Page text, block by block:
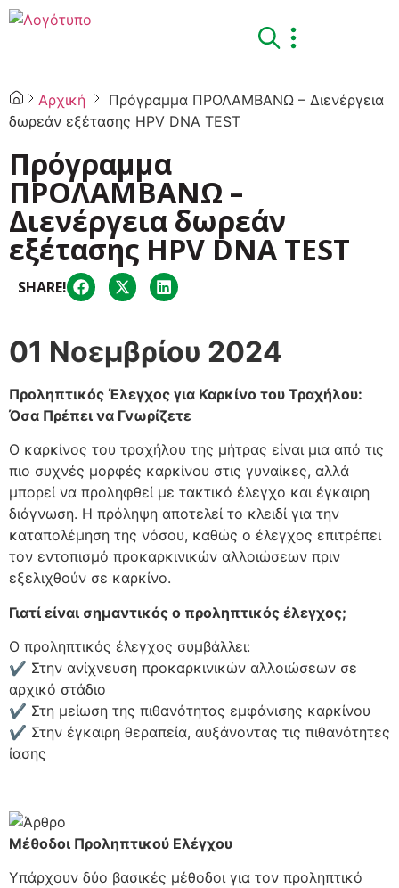
Αρχική
Πρόγραμμα ΠΡΟΛΑΜΒΑΝΩ – Διενέργεια
δωρεάν εξέτασης HPV DNA TEST
Πρόγραμμα
ΠΡΟΛΑΜΒΑΝΩ –
Διενέργεια δωρεάν
εξέτασης HPV DNA TEST
SHARE!
01 Νοεμβρίου 2024
Προληπτικός Έλεγχος για Καρκίνο του Τραχήλου:
Όσα Πρέπει να Γνωρίζετε
Ο καρκίνος του τραχήλου της μήτρας είναι μια από τις
πιο συχνές μορφές καρκίνου στις γυναίκες, αλλά
μπορεί να προληφθεί με τακτικό έλεγχο και έγκαιρη
διάγνωση. Η πρόληψη αποτελεί το κλειδί για την
καταπολέμηση της νόσου, καθώς ο έλεγχος επιτρέπει
τον εντοπισμό προκαρκινικών αλλοιώσεων πριν
εξελιχθούν σε καρκίνο.
Γιατί είναι σημαντικός ο προληπτικός έλεγχος;
Ο προληπτικός έλεγχος συμβάλλει:
✔ Στην ανίχνευση προκαρκινικών αλλοιώσεων σε
αρχικό στάδιο
✔ Στη μείωση της πιθανότητας εμφάνισης καρκίνου
✔ Στην έγκαιρη θεραπεία, αυξάνοντας τις πιθανότητες
ίασης
Μέθοδοι Προληπτικού Ελέγχου
Υπάρχουν δύο βασικές μέθοδοι για τον προληπτικό